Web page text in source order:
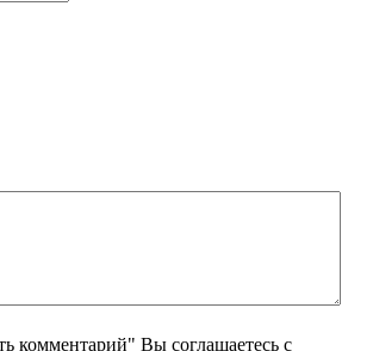
комментарий" Вы соглашаетесь с